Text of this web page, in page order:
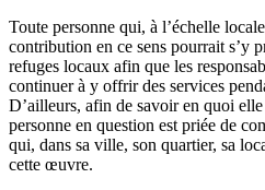
Toute personne qui, à l’échelle
contribution en ce sens pourrait s’y
refuges locaux afin que les
continuer à y offrir des services
D’ailleurs, afin de savoir en quoi
personne en question est priée de
qui, dans sa ville, son quartier, sa
cette œuvre.